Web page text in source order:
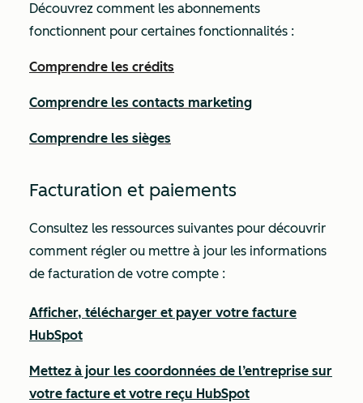
Découvrez comment les abonnements
fonctionnent pour certaines fonctionnalités :
Comprendre les crédits
Comprendre les contacts marketing
Comprendre les sièges
Facturation et paiements
Consultez les ressources suivantes pour découvrir
comment régler ou mettre à jour les informations
de facturation de votre compte :
Afficher, télécharger et payer votre facture
HubSpot
Mettez à jour les coordonnées de l’entreprise sur
votre facture et votre reçu HubSpot